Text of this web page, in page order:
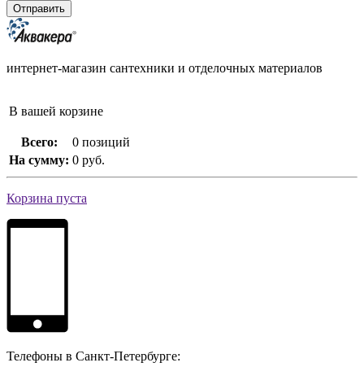
интернет-магазин сантехники и отделочных материалов
В вашей корзине
Всего:
0 позиций
На сумму: 0 руб.
Корзина пуста
Телефоны в Санкт-Петербурге: